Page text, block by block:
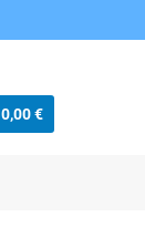
0,00 €